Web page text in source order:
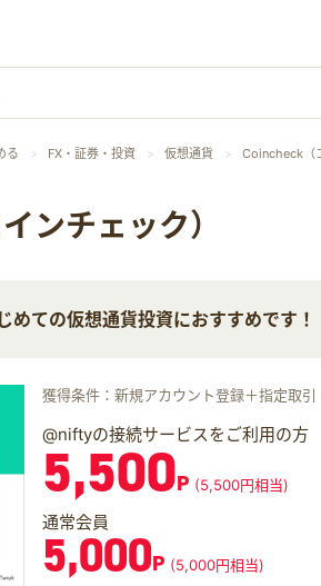
お知らせ
る FX・証券・投資 仮想通貨 Coincheck（
ンチェック）
めての仮想通貨投資におすすめです！
獲得条件：新規アカウント登録＋指定取引
@niftyの接続サービスをご利用の方
5,500P (5,500円相当)
通常会員
5,000P (5,000円相当)